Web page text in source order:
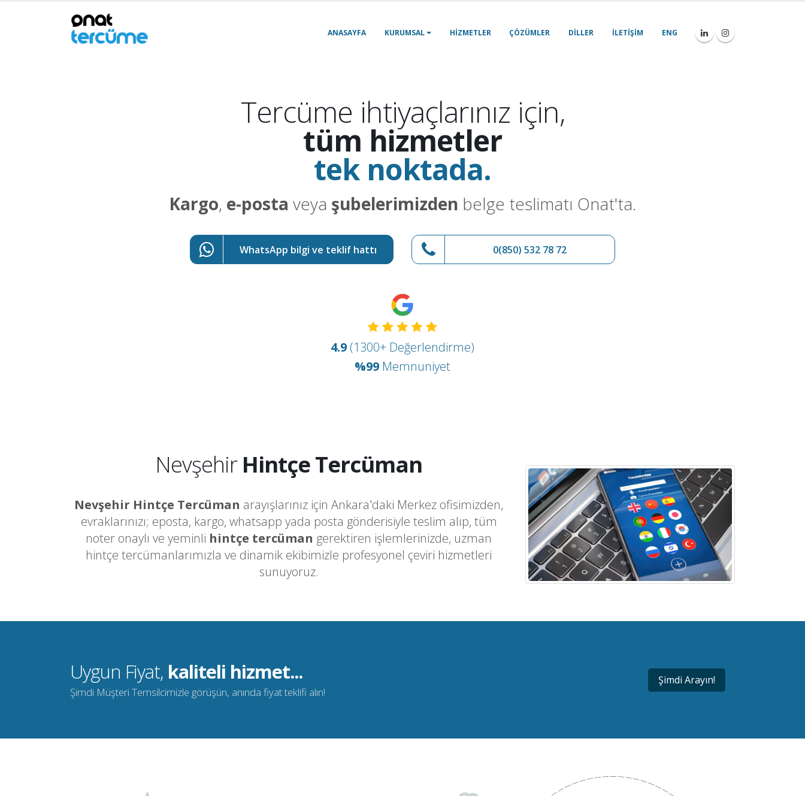
ANASAYFA KURUMSAL HIZMETLER ÇÖZÜMLER DILLER İLETIŞIM ENG
Tercüme ihtiyaçlarınız için,
tüm hizmetler
tek noktada.
Kargo, e-posta veya şubelerimizden belge teslimatı Onat'ta.
WhatsApp bilgi ve teklif hattı 0(850) 532 78 72
4.9 (1300+ Değerlendirme)
%99 Memnuniyet
Nevşehir Hintçe Tercüman
Nevşehir Hintçe Tercüman arayışlarınız için Ankara'daki Merkez ofisimizden,
evraklarınızı; eposta, kargo, whatsapp yada posta gönderisiyle teslim alıp, tüm
noter onaylı ve yeminli hintçe tercüman gerektiren işlemlerinizde, uzman
hintçe tercümanlarımızla ve dinamik ekibimizle profesyonel çeviri hizmetleri
sunuyoruz.
Uygun Fiyat, kaliteli hizmet...
Şimdi Müşteri Temsilcimizle görüşün, anında fiyat teklifi alın!
Şimdi Arayın!